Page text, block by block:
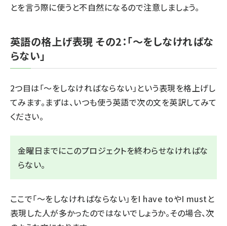
とを言う際に使うと不自然になるので注意しましょう。
英語の格上げ表現 その2：「〜をしなければな
らない」
2つ目は「～をしなければならない」という表現を格上げし
てみます。まずは、いつも使う英語で次の文を英訳してみて
ください。
金曜日までにこのプロジェクトを終わらせなければな
らない。
ここで「～をしなければならない」をI have toやI mustと
表現した人が多かったのではないでしょうか。その場合、次